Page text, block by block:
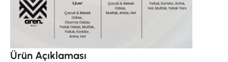
Ürün Açıklaması